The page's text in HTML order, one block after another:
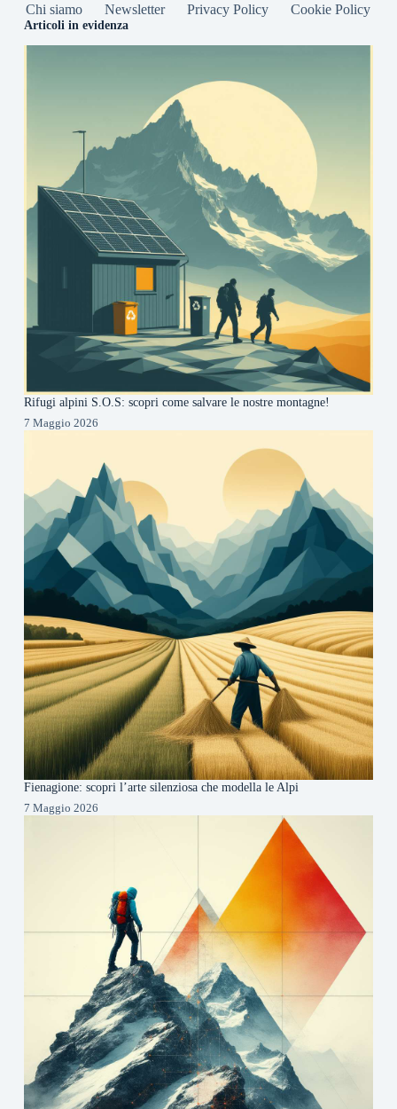
Chi siamo Newsletter Privacy Policy Cookie Policy
Articoli in evidenza
Rifugi alpini S.O.S: scopri come salvare le nostre montagne!
7 Maggio 2026
Fienagione: scopri l’arte silenziosa che modella le Alpi
7 Maggio 2026